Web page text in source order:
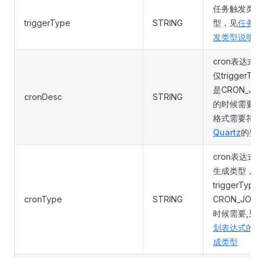
triggerType STRING
任务触发类
型，见任务触
发类型说明
cronDesc STRING
cron表达式，
仅
是CRON_JOB
的时候需要，
格式需要符合
Quartz的要求
cronType STRING
cron表达式的
生成类型，仅
triggerType
CRON_JOB的
时候需要,见
划表达式的生
成类型